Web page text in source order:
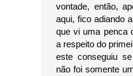
vontade, então,
aqui, fico adiando
que vi uma penca
a respeito do
este conseguiu
não foi somente